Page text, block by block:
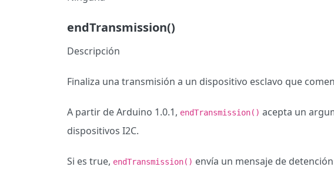
endTransmission()
Descripción
Finaliza una transmisión a un dispositivo esclavo que
A partir de Arduino 1.0.1, endTransmission() acepta un
dispositivos I2C.
Si es true, endTransmission() envía un mensaje de